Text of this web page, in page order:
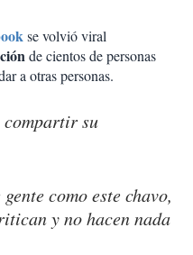
se volvió viral
de cientos de personas
a otras personas.
compartir su
como este chavo,
y no hacen nada